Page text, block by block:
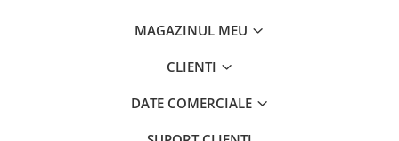
MAGAZINUL MEU
CLIENTI
DATE COMERCIALE